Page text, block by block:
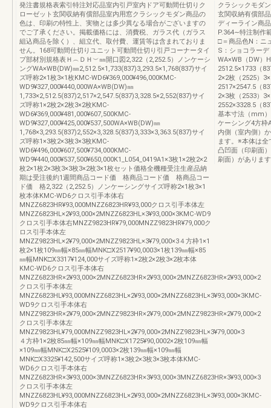
発注書規格表索引特注対応品室内引戸室内ドア可動間仕切りク
ローゼット玄関収納有償部品室内用窓クラシックモダン商品の
色は、印刷の特性上、実物とは多少異なる場合がございますの
でご了承ください。掲載価格には、消費税、ガラス代（ガラス
組込商品を除く）、組立代、取付費、運賃等は含まれておりま
せん。168可動間仕切りユニット可動間仕切り引戸コーナータイ
プ部材別規格表Ｈ︵ＤＨ︶㎜開口図2,322（2,252.5）ノンケーシ
ングWA×WB(DW)㎜2,512.5×1,733(837)3,293.5×1,768(837)サイ
ズ呼称2×1枚3×1枚KMC-WD6¥369,000¥496,000KMC-
WD9¥327,000¥440,000WA×WB(DW)㎜
1,733×2,512.5(837)2,517×2,547.5(837)3,328.5×2,552(837)サイ
ズ呼称1×2枚2×2枚3×2枚KMC-
WD6¥369,000¥481,000¥607,500KMC-
WD9¥327,000¥425,000¥537,500WA×WB(DW)㎜
1,768×3,293.5(837)2,552×3,328.5(837)3,333×3,363.5(837)サイ
ズ呼称1×3枚2×3枚3×3枚KMC-
WD6¥496,000¥607,500¥734,000KMC-
WD9¥440,000¥537,500¥650,000K1_L054_0419A1×3枚1×2枚2×2
枚2×1枚2×3枚3×3枚3×2枚3×1枚セット価格全機種受注生産品納
期は受注後約1週間商品コード価 格商品コード価 格商品コー
ド価 格2,322（2,252.5）ノンケーシングサイズ呼称2×1枚3×1
枚本体KMC-WD6クロス引手本体右
MNZZ6823HR¥93,000MNZZ6823HR¥93,000クロス引手本体左
MNZZ6823HL×2¥93,000×2MNZZ6823HL×3¥93,000×3KMC-WD9
クロス引手本体右MNZZ9823HR¥79,000MNZZ9823HR¥79,000ク
ロス引手本体左
MNZZ9823HL×2¥79,000×2MNZZ9823HL×3¥79,000×3４方枠1×1
枚2×1枚109㎜幅×85㎜幅MNK□X2517¥90,0003×1枚139㎜幅×85
㎜幅MNK□X3317¥124,000サイズ呼称1×2枚2×2枚3×2枚本体
KMC-WD6クロス引手本体右
MNZZ6823HR×2¥93,000×2MNZZ6823HR×2¥93,000×2MNZZ6823HR×2¥93,000×2
クロス引手本体左
MNZZ6823HL¥93,000MNZZ6823HL×2¥93,000×2MNZZ6823HL×3¥93,000×3KMC-
WD9クロス引手本体右
MNZZ9823HR×2¥79,000×2MNZZ9823HR×2¥79,000×2MNZZ9823HR×2¥79,000×2
クロス引手本体左
MNZZ9823HL¥79,000MNZZ9823HL×2¥79,000×2MNZZ9823HL×3¥79,000×3
４方枠1×2枚85㎜幅×109㎜幅MNK□X1725¥90,0002×2枚109㎜幅
×109㎜幅MNK□X2525¥109,0003×2枚139㎜幅×109㎜幅
MNK□X3325¥142,500サイズ呼称1×3枚2×3枚3×3枚本体KMC-
WD6クロス引手本体右
MNZZ6823HR×3¥93,000×3MNZZ6823HR×3¥93,000×3MNZZ6823HR×3¥93,000×3
クロス引手本体左
MNZZ6823HL¥93,000MNZZ6823HL×2¥93,000×2MNZZ6823HL×3¥93,000×3KMC-
WD9クロス引手本体右
クラシックモダ
玄関収納有償部
ディーライン商
P.364∼特注制作
□＝商品色N：
S：ショコラー
WA×WB（DW）
2512.5×1733（
2×2枚（2525）
2517×2547.5（
2×3枚（2533）
2552×3328.5（
基本寸法（mm
ケーシング4方枠
内側（室内側）
ます。※本体は
凸凹面（印刷面
刷面）がありま